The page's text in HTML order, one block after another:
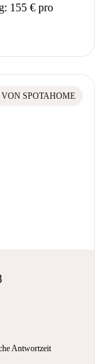
155 € pro
SPOTAHOME
Antwortzeit